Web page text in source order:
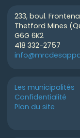
233, boul.
Thetford Mines
G6G 6K2
418 332-2757
Les municipalités
Confidentialité
Plan du site